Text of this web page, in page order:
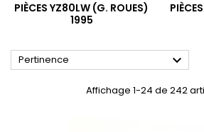
PIÈCES YZ80LW (G. ROUES)
1995
Pertinence 
Affichage 1-24 de 242